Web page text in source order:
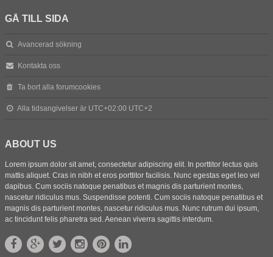
GÅ TILL SIDA
Avancerad sökning
Kontakta oss
Ta bort alla forumcookies
Alla tidsangivelser är UTC+02:00 UTC+2
ABOUT US
Lorem ipsum dolor sit amet, consectetur adipiscing elit. In porttitor lectus quis
mattis aliquet. Cras in nibh et eros porttitor facilisis. Nunc egestas eget leo vel
dapibus. Cum sociis natoque penatibus et magnis dis parturient montes,
nascetur ridiculus mus. Suspendisse potenti. Cum sociis natoque penatibus et
magnis dis parturient montes, nascetur ridiculus mus. Nunc rutrum dui ipsum,
ac tincidunt felis pharetra sed. Aenean viverra sagittis interdum.